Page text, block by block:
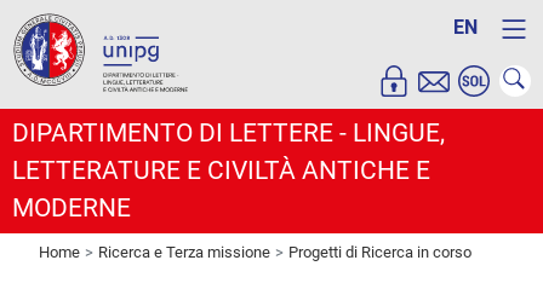
EN
DIPARTIMENTO DI LETTERE - LINGUE,
LETTERATURE E CIVILTÀ ANTICHE E
MODERNE
Home Ricerca e Terza missione Progetti di Ricerca in corso